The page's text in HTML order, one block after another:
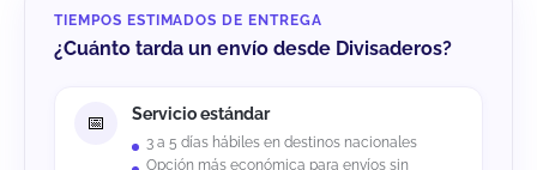
TIEMPOS ESTIMADOS DE ENTREGA
¿Cuánto tarda un envío desde Divisaderos?
Servicio estándar
3 a 5 días hábiles en destinos nacionales
Opción más económica para envíos sin